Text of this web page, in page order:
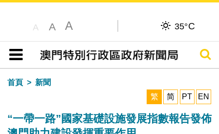
A A A 35°C
目錄
搜尋
首頁
新聞
繁
简 PT EN
“一帶一路”國家基礎設施發展指數報告發佈